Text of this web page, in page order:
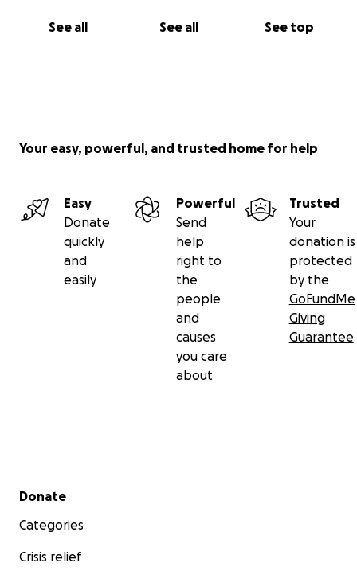
See all See all See top
- Ogni contributo, anche piccolo, ci aiuterà a coprire
Grazie di cuore a chi ci sta vicino, a chi donerà e a chi
Your easy, powerful, and trusted home for help
Easy
Donate
quickly
and
easily
Powerful
Send
help
right to
the
people
and
causes
you care
about
Trusted
Your
donation is
protected
by the
GoFundMe
Giving
Guarantee
Secondary menu
Donate
Categories
Crisis relief